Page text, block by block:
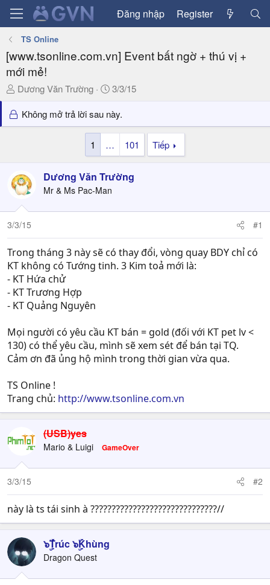
Đăng nhập Register
TS Online
[www.tsonline.com.vn] Event bất ngờ + thú vị +
mới mẻ!
T
r
e
t
a
e
r
Dương Văn Trường
N
à
y
ử
3/3/15
Không mở trả lời sau này.
1 … 101 Tiếp
Dương Văn Trường
Mr & Ms Pac-Man
3/3/15 #1
Trong tháng 3 này sẽ có thay đổi, vòng quay BDY chỉ có
KT không có Tướng tinh. 3 Kim toả mới là:
- KT Hứa chử
- KT Trương Hợp
- KT Quảng Nguyên
Mọi người có yêu cầu KT bán = gold (đối với KT pet lv <
130) có thể yêu cầu, mình sẽ xem sét để bán tại TQ.
Cảm ơn đã ủng hộ mình trong thời gian vừa qua.
TS Online !
Trang chủ: http://www.tsonline.com.vn
(USB)yes
Mario & Luigi GameOver
3/3/15 #2
này là ts tái sinh à ??????????????????????????????//
๖ۣۜTrúc ๖ۣۜKhùng
Dragon Quest